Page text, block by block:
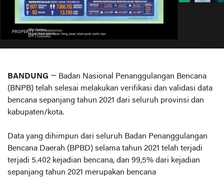
BANDUNG — Badan Nasional Penanggulangan Bencana
(BNPB) telah selesai melakukan verifikasi dan validasi data
bencana sepanjang tahun 2021 dari seluruh provinsi dan
kabupaten/kota.
Data yang dihimpun dari seluruh Badan Penanggulangan
Bencana Daerah (BPBD) selama tahun 2021 telah terjadi
terjadi 5.402 kejadian bencana, dan 99,5% dari kejadian
sepanjang tahun 2021 merupakan bencana